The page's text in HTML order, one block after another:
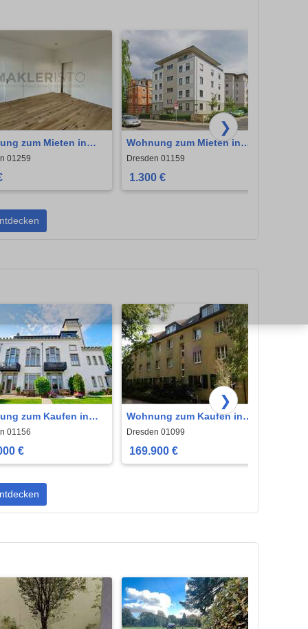
zum Mieten in
620 € 67 m²
01259
Wohnung zum Mieten in
Dresden 1.300 € 90.85 m²
Dresden 01159
1.300 €
❯
zum Kaufen in
445.000 € 133 m²
01156
€
Wohnung zum Kaufen in
Dresden 169.900 € 60.56 m²
Dresden 01099
169.900 €
❯